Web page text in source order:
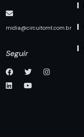
midia@circuitomt.com.br
Seguir